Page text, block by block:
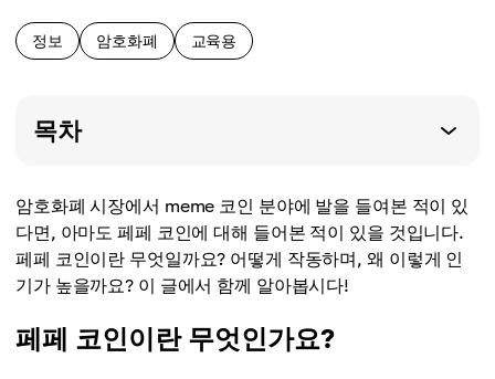
정보 암호화폐 교육용
목차
암호화폐 시장에서 meme 코인 분야에 발을 들여본 적이 있
다면, 아마도 페페 코인에 대해 들어본 적이 있을 것입니다.
페페 코인이란 무엇일까요? 어떻게 작동하며, 왜 이렇게 인
기가 높을까요? 이 글에서 함께 알아봅시다!
페페 코인이란 무엇인가요?